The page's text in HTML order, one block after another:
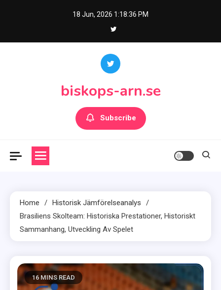
18 Jun, 2026 1:18:38 PM
biskops-arn.se
Subscribe
Home
Historisk Jämförelseanalys
Brasiliens Skolteam: Historiska Prestationer, Historiskt
Sammanhang, Utveckling Av Spelet
16 MINS READ